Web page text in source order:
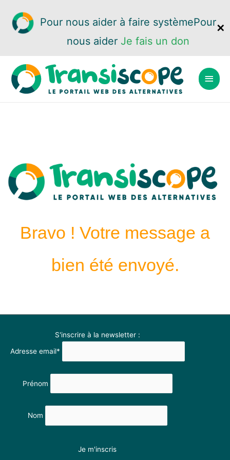
Pour nous aider à faire systèmePour
nous aider Je fais un don
✕
Bravo ! Votre message a
bien été envoyé.
S'inscrire à la newsletter :
Adresse email*
Prénom
Nom